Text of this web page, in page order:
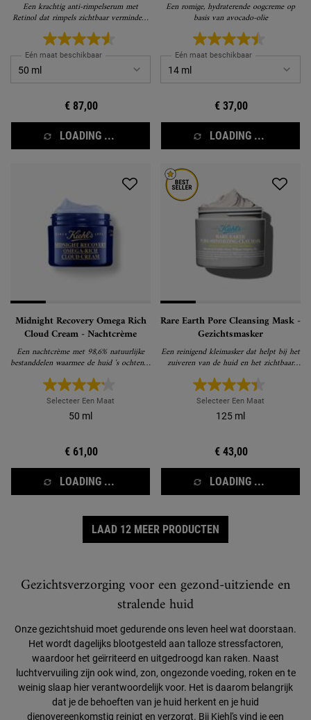
Een krachtig anti-rimpelserum met
Retinol dat rimpels zichtbaar vermindert,
de huid verstevigt en de huidtextuur
verfijnt voor zichtbare vernieuwing met
minimaal ongemak.
Eén maat beschikbaar
€ 87,00
LOADING ...
Een romige, hydraterende oogcreme op
basis van avocado-olie
Eén maat beschikbaar
€ 37,00
LOADING ...
Midnight Recovery Omega Rich
Cloud Cream - Nachtcrème
Een nachtcrème met 98,6% natuurlijke
bestanddelen waarmee de huid 's ochtends
zichtbaar steviger en stralender is
Selecteer Een Maat
50 ml
€ 61,00
LOADING ...
Rare Earth Pore Cleansing Mask -
Gezichtsmasker
Een reinigend kleimasker dat helpt bij het
zuiveren van de huid en het zichtbaar
verkleinen van de poriën
Selecteer Een Maat
125 ml
€ 43,00
LOADING ...
LAAD 12 MEER PRODUCTEN
Gezichtsverzorging voor een gezond-uitziende en
stralende huid
Onze gezichtshuid moet gedurende ons leven heel wat doorstaan.
Het wordt dagelijks blootgesteld aan talloze stressfactoren,
waardoor het geïrriteerd en uitgedroogd kan raken. Naast
luchtvervuiling zijn ook wind, zon, ongezonde voeding, roken en te
weinig slaap hier verantwoordelijk voor. Het is daarom belangrijk
dat je de behoeften van je huid herkent en je huid
dienovereenkomstig reinigt en verzorgt. Bij Kiehl's vind je een